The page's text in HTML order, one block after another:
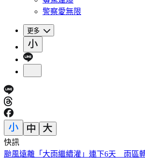
警察愛無限
更多
快訊
SBS歌謠大戰／KISS OF LIFE 狂飆夯曲〈